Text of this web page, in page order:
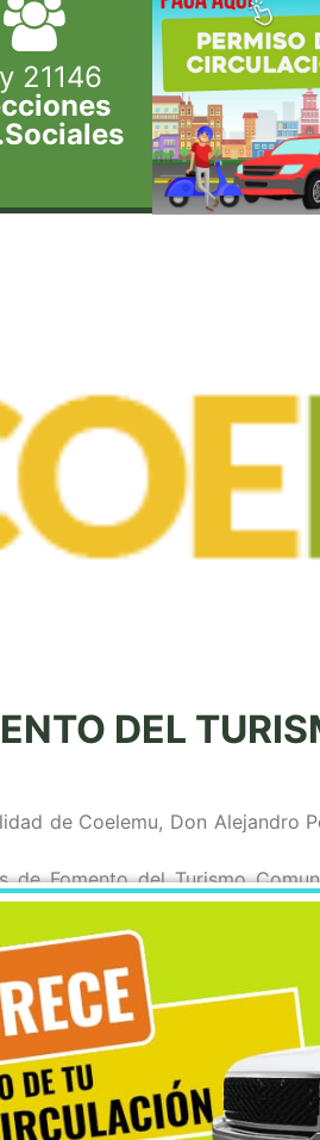
21146
DEL
de Coelemu, Don
Fomento del Turismo
de fechas, en el